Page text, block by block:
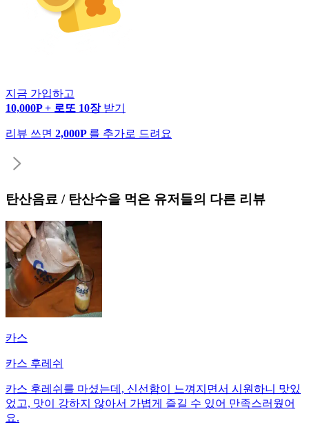
지금 가입하고
10,000P + 로또 10장 받기
리뷰 쓰면 2,000P 를 추가로 드려요
탄산음료 / 탄산수을 먹은 유저들의 다른 리뷰
카스
카스 후레쉬
카스 후레쉬를 마셨는데, 신선함이 느껴지면서 시원하니 맛있
었고, 맛이 강하지 않아서 가볍게 즐길 수 있어 만족스러웠어
요.